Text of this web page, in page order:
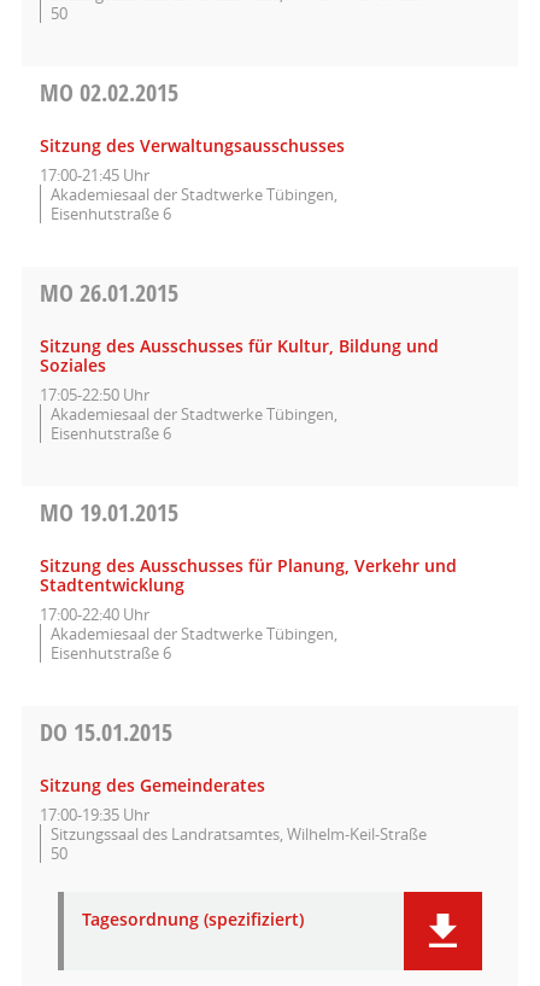
50
MO 02.02.2015
Sitzung des Verwaltungsausschusses
17:00-21:45 Uhr
Akademiesaal der Stadtwerke Tübingen,
Eisenhutstraße 6
MO 26.01.2015
Sitzung des Ausschusses für Kultur, Bildung und
Soziales
17:05-22:50 Uhr
Akademiesaal der Stadtwerke Tübingen,
Eisenhutstraße 6
MO 19.01.2015
Sitzung des Ausschusses für Planung, Verkehr und
Stadtentwicklung
17:00-22:40 Uhr
Akademiesaal der Stadtwerke Tübingen,
Eisenhutstraße 6
DO 15.01.2015
Sitzung des Gemeinderates
17:00-19:35 Uhr
Sitzungssaal des Landratsamtes, Wilhelm-Keil-Straße
50
Tagesordnung (spezifiziert)